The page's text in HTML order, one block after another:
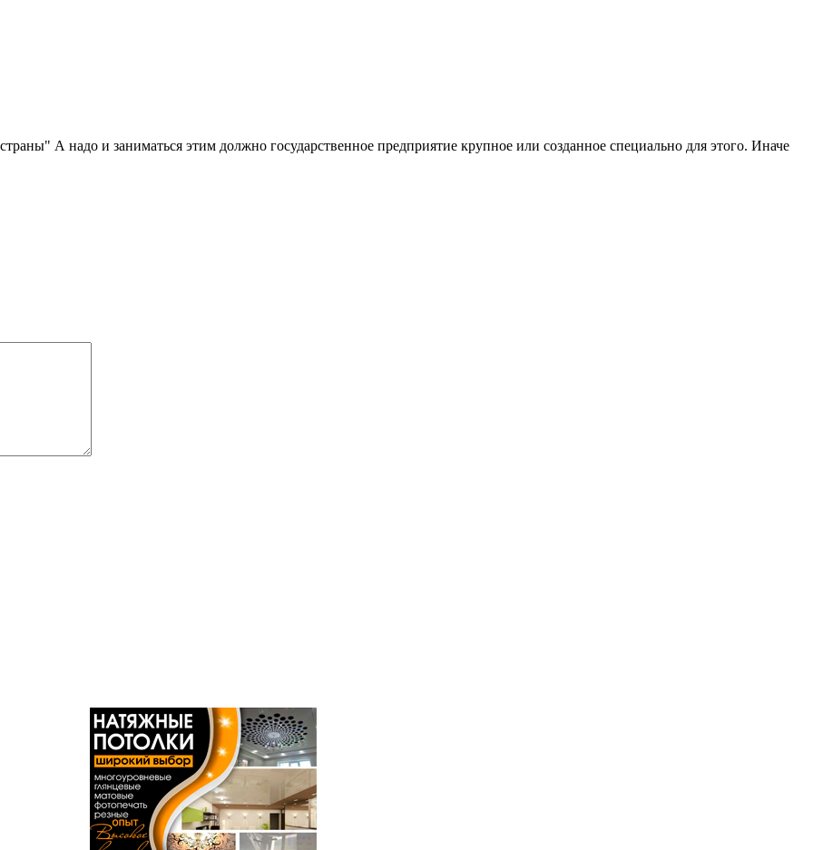
А надо и заниматься этим должно государственное предприятие крупное или созданное специально для этого. Иначе